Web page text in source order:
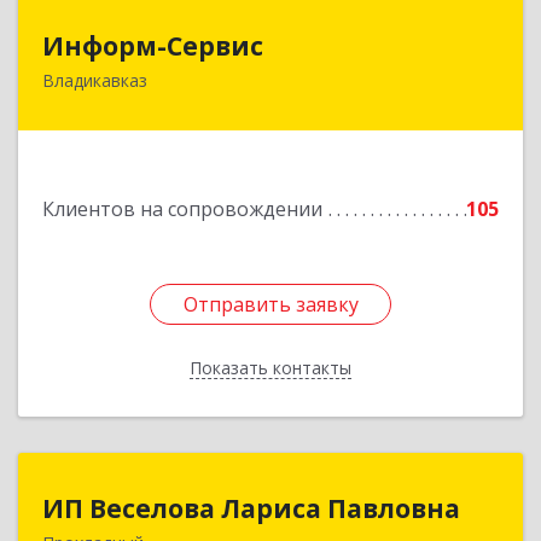
Информ-Сервис
Владикавказ
Клиентов на сопровождении 105
Отправить заявку
Показать контакты
362020, Северная Осетия - Алания Респ,
Отправить заявку
Назад
ИП Веселова Лариса Павловна